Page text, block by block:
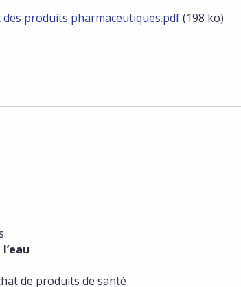
produits pharmaceutiques.pdf(198 ko)
de produits de santé